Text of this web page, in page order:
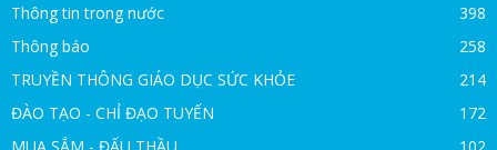
Thông tin trong nước
398
Thông báo
258
TRUYỀN THÔNG GIÁO DỤC SỨC KHỎE
214
ĐÀO TẠO - CHỈ ĐẠO TUYẾN
172